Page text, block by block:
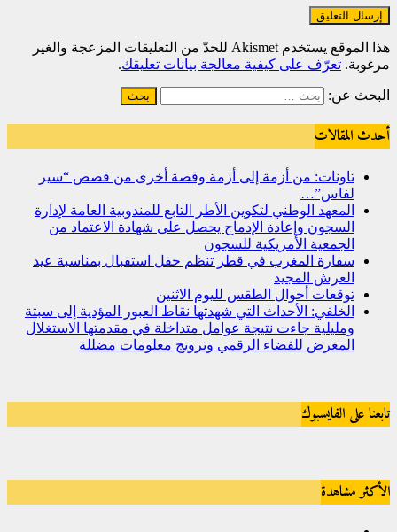
هذا الموقع يستخدم Akismet للحدّ من التعليقات المزعجة والغير
مرغوبة. تعرّف على كيفية معالجة بيانات تعليقك.
البحث عن:
أحدث المقالات
تاونات: من أزمة إلى أزمة وقصة أخرى من قصص “سير
لفاس”…
المعهد الوطني لتكوين الأطر التابع للمندوبية العامة لإدارة
السجون وإعادة الإدماج يحصل على شهادة الاعتماد من
الجمعية الأمريكية للسجون
سفارة المغرب في قطر تنظم حفل استقبال بمناسبة عيد
العرش المجيد
توقعات أحوال الطقس لليوم الاثنين
الخلفي: الأحداث التي شهدتها نقاط العبور المؤدية إلى سبتة
ومليلية جاءت نتيجة عوامل متداخلة في مقدمتها الاستغلال
المغرض للفضاء الرقمي وترويج معلومات مضللة
تابعنا على الفايسبوك
الأكثر مشاهدة